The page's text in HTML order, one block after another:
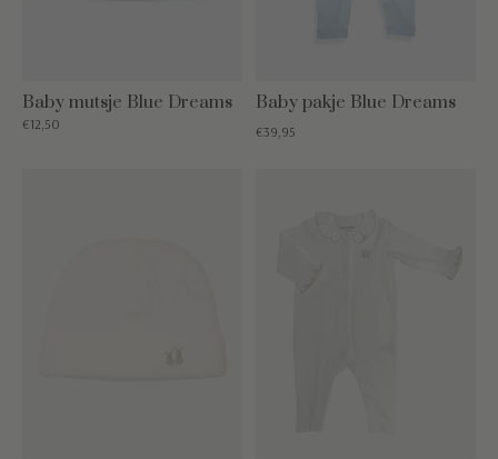
Baby mutsje Blue Dreams
€12,50
Baby pakje Blue Dreams
€39,95